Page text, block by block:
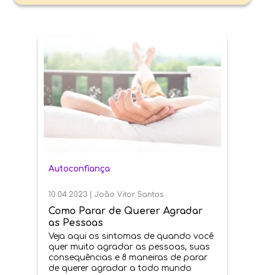
Autoconfiança
10.04.2023 João Vitor Santos
Como Parar de Querer Agradar
as Pessoas
Veja aqui os sintomas de quando você
quer muito agradar as pessoas, suas
consequências e 8 maneiras de parar
de querer agradar a todo mundo